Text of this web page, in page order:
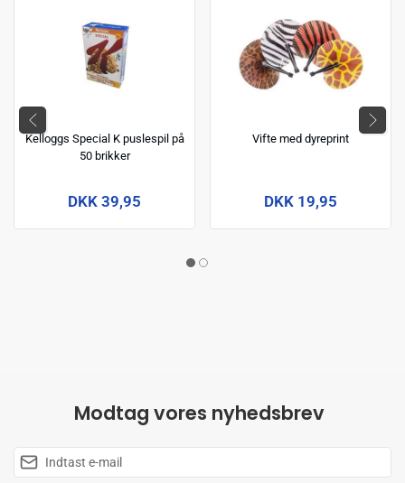
Kelloggs Special K puslespil på
50 brikker
DKK 39,95
Vifte med dyreprint
DKK 19,95
Modtag vores nyhedsbrev